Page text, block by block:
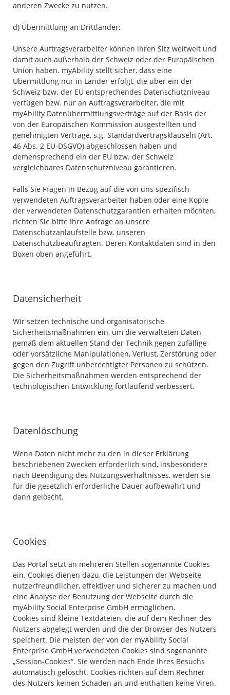
anderen Zwecke zu nutzen.
d) Übermittlung an Drittländer:
Unsere Auftragsverarbeiter können ihren Sitz weltweit und
damit auch außerhalb der Schweiz oder der Europäischen
Union haben. myAbility stellt sicher, dass eine
Übermittlung nur in Länder erfolgt, die über ein der
Schweiz bzw. der EU entsprechendes Datenschutzniveau
verfügen bzw. nur an Auftragsverarbeiter, die mit
myAbility Datenübermittlungsverträge auf der Basis der
von der Europäischen Kommission ausgestellten und
genehmigten Verträge, s.g. Standardvertragsklauseln (Art.
46 Abs. 2 EU-DSGVO) abgeschlossen haben und
demensprechend ein der EU bzw. der Schweiz
vergleichbares Datenschutzniveau garantieren.
Falls Sie Fragen in Bezug auf die von uns spezifisch
verwendeten Auftragsverarbeiter haben oder eine Kopie
der verwendeten Datenschutzgarantien erhalten möchten,
richten Sie bitte Ihre Anfrage an unsere
Datenschutzanlaufstelle bzw. unseren
Datenschutzbeauftragten. Deren Kontaktdaten sind in den
Boxen oben angeführt.
Datensicherheit
Wir setzen technische und organisatorische
Sicherheitsmaßnahmen ein, um die verwalteten Daten
gemäß dem aktuellen Stand der Technik gegen zufällige
oder vorsätzliche Manipulationen, Verlust, Zerstörung oder
gegen den Zugriff unberechtigter Personen zu schützen.
Die Sicherheitsmaßnahmen werden entsprechend der
technologischen Entwicklung fortlaufend verbessert.
Datenlöschung
Wenn Daten nicht mehr zu den in dieser Erklärung
beschriebenen Zwecken erforderlich sind, insbesondere
nach Beendigung des Nutzungsverhältnisses, werden sie
für die gesetzlich erforderliche Dauer aufbewahrt und
dann gelöscht.
Cookies
Das Portal setzt an mehreren Stellen sogenannte Cookies
ein. Cookies dienen dazu, die Leistungen der Webseite
nutzerfreundlicher, effektiver und sicherer zu machen und
eine Analyse der Benutzung der Webseite durch die
myAbility Social Enterprise GmbH ermöglichen.
Cookies sind kleine Textdateien, die auf dem Rechner des
Nutzers abgelegt werden und die der Browser des Nutzers
speichert. Die meisten der von der myAbility Social
Enterprise GmbH verwendeten Cookies sind sogenannte
„Session-Cookies“. Sie werden nach Ende Ihres Besuchs
automatisch gelöscht. Cookies richten auf dem Rechner
des Nutzers keinen Schaden an und enthalten keine Viren.